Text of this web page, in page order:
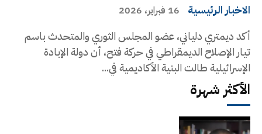
الاخبار الرئيسية 16 فبراير، 2026
أكد ديمتري دلياني، عضو المجلس الثوري والمتحدث باسم
تيار الإصلاح الديمقراطي في حركة فتح، أن دولة الإبادة
الإسرائيلية طالت البنية الأكاديمية في...
الأكثر شهرة